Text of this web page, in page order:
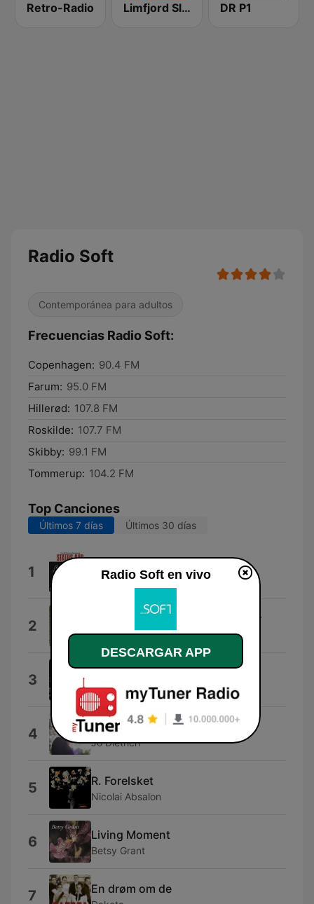
Retro-Radio Limfjord Slager DR P1
Radio Soft
Contemporánea para adultos
Frecuencias Radio Soft:
Copenhagen: 90.4 FM
Farum: 95.0 FM
Hillerød: 107.8 FM
Roskilde: 107.7 FM
Skibby: 99.1 FM
Tommerup: 104.2 FM
Top Canciones
Últimos 7 días Últimos 30 días
1 Status Quo
2 Digtet Til Den Smarte Bartender
Kanonkongen
3 Vintage Funk
AlexGuz
4 Det Bliver Ikke Bedre
Jo Dietrich
5 R. Forelsket
Nicolai Absalon
6 Living Moment
Betsy Grant
7 En drøm om de
Radio Soft en vivo
DESCARGAR APP